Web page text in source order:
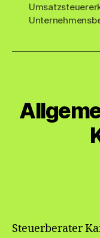
Steuerberater